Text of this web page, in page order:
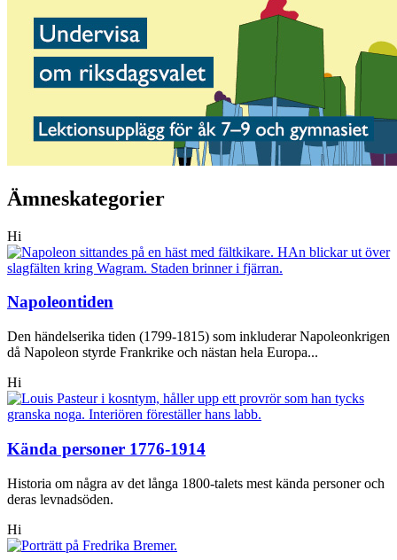
Ämneskategorier
Hi
Napoleontiden
Den händelserika tiden (1799-1815) som inkluderar Napoleonkrigen
då Napoleon styrde Frankrike och nästan hela Europa...
Hi
Kända personer 1776-1914
Historia om några av det långa 1800-talets mest kända personer och
deras levnadsöden.
Hi